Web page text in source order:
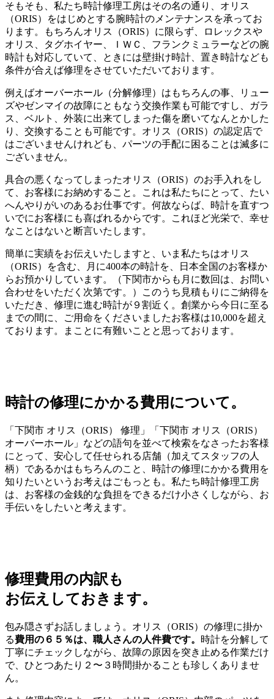
そもそも、私たち時計修理工房はその名の通り、オリス
（ORIS）をはじめとする腕時計のメンテナンスを承ってお
ります。もちろんオリス（ORIS）に限らず、ロレックスや
オリス、タグホイヤー、ＩＷＣ、フランクミュラーなどの腕
時計も対応していて、ときには壁掛け時計、置き時計なども
条件が合えば修理をさせていただいております。
例えばオーバーホール（分解修理）はもちろんの事、リュー
ズやゼンマイの故障にともなう交換作業も可能ですし、ガラ
ス、ベルト、外装に出来てしまった傷を磨いてなんとかした
り、交換することも可能です。オリス（ORIS）の認定店で
はございませんけれども、パーツの手配に困ることは滅多に
ございません。
具合の悪くなってしまったオリス（ORIS）のお手入れをし
て、お客様にお納めすること。これは私たちにとって、たい
へんやりがいのあるお仕事です。何故ならば、時計を直すつ
いでにお客様にも喜ばれるからです。これほど光栄で、幸せ
なことはないと断言いたします。
簡単に実績をお伝えいたしますと、いま私たちはオリス
（ORIS）を含む、月に400本の時計を、日本全国のお客様か
らお預かりしています。（下関市からも月に数回は、お問い
合わせをいただく次第です。）このうち見積もりにご納得を
いただき、修理に進む時計が９割近く。創業から今日に至る
までの間に、ご用命をくださいましたお客様は10,000を超え
ております。まことに有難いことと思っております。
時計の修理にかかる費用について。
「下関市 オリス（ORIS） 修理」「下関市 オリス（ORIS）
オーバーホール」などの語句を並べて検索をなさったお客様
にとって、安心して任せられる店舗（加えてスタッフの人
柄）であるかはもちろんのこと、時計の修理にかかる費用を
知りたいというお考えはごもっとも。私たち時計修理工房
は、お客様の金銭的な負担をできるだけ小さくしながら、お
手伝いをしたいと考えます。
修理費用の内訳も
お伝えしておきます。
包み隠さずお話しましょう。オリス（ORIS）の修理に掛か
る費用の６５％は、職人さんの人件費です。 時計を分解して
丁寧にチェックしながら、故障の原因を突き止める作業だけ
で、ひとつあたり２〜３時間掛かることも珍しくありませ
ん。